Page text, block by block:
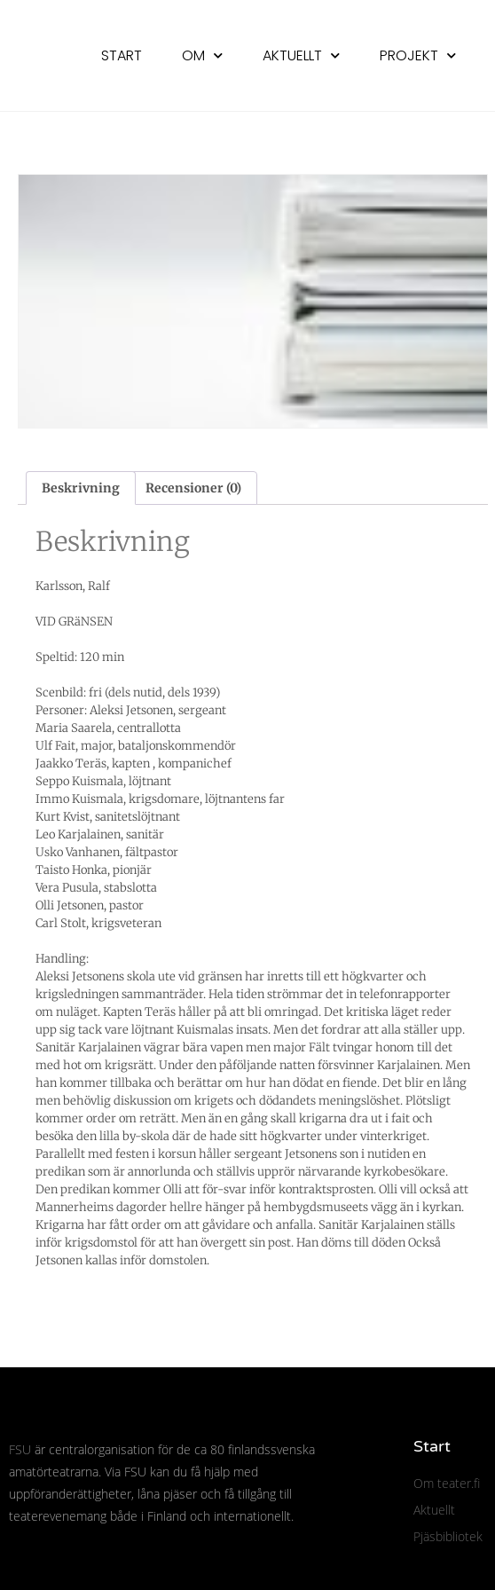
START OM AKTUELLT PROJEKT
Beskrivning Recensioner (0)
Beskrivning
Karlsson, Ralf
VID GRäNSEN
Speltid: 120 min
Scenbild: fri (dels nutid, dels 1939)
Personer: Aleksi Jetsonen, sergeant
Maria Saarela, centrallotta
Ulf Fait, major, bataljonskommendör
Jaakko Teräs, kapten , kompanichef
Seppo Kuismala, löjtnant
Immo Kuismala, krigsdomare, löjtnantens far
Kurt Kvist, sanitetslöjtnant
Leo Karjalainen, sanitär
Usko Vanhanen, fältpastor
Taisto Honka, pionjär
Vera Pusula, stabslotta
Olli Jetsonen, pastor
Carl Stolt, krigsveteran
Handling:
Aleksi Jetsonens skola ute vid gränsen har inretts till ett högkvarter och
krigsledningen sammanträder. Hela tiden strömmar det in telefonrapporter
om nuläget. Kapten Teräs håller på att bli omringad. Det kritiska läget reder
upp sig tack vare löjtnant Kuismalas insats. Men det fordrar att alla ställer upp.
Sanitär Karjalainen vägrar bära vapen men major Fält tvingar honom till det
med hot om krigsrätt. Under den påföljande natten försvinner Karjalainen. Men
han kommer tillbaka och berättar om hur han dödat en fiende. Det blir en lång
men behövlig diskussion om krigets och dödandets meningslöshet. Plötsligt
kommer order om reträtt. Men än en gång skall krigarna dra ut i fait och
besöka den lilla by-skola där de hade sitt högkvarter under vinterkriget.
Parallellt med festen i korsun håller sergeant Jetsonens son i nutiden en
predikan som är annorlunda och ställvis upprör närvarande kyrkobesökare.
Den predikan kommer Olli att för-svar inför kontraktsprosten. Olli vill också att
Mannerheims dagorder hellre hänger på hembygdsmuseets vägg än i kyrkan.
Krigarna har fått order om att gåvidare och anfalla. Sanitär Karjalainen ställs
inför krigsdomstol för att han övergett sin post. Han döms till döden Också
Jetsonen kallas inför domstolen.
FSU är centralorganisation för de ca 80 finlandssvenska
amatörteatrarna. Via FSU kan du få hjälp med
uppföranderättigheter, låna pjäser och få tillgång till
teaterevenemang både i Finland och internationellt.
Start
Om teater.fi
Aktuellt
Pjäsbibliotek